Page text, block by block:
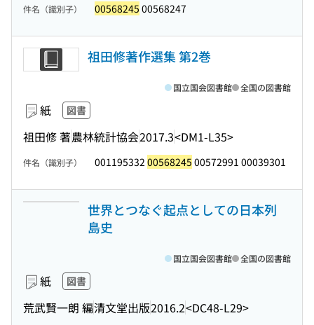
件名（識別子） 00568245 00568247
祖田修著作選集 第2巻
紙 図書
祖田修 著農林統計協会2017.3<DM1-L35>
国立国会図書館 全国の図書館
件名（識別子） 001195332 00568245 00572991 00039301
世界とつなぐ起点としての日本列
島史
紙 図書
荒武賢一朗 編清文堂出版2016.2<DC48-L29>
国立国会図書館 全国の図書館